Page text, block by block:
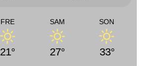
FRE
21°
SAM
27°
SON
33°